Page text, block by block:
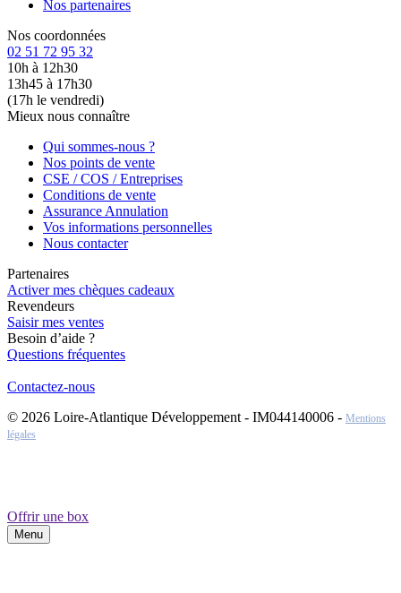
Nos partenaires
Nos coordonnées
02 51 72 95 32
10h à 12h30
13h45 à 17h30
(17h le vendredi)
Mieux nous connaître
Qui sommes-nous ?
Nos points de vente
CSE / COS / Entreprises
Conditions de vente
Assurance Annulation
Vos informations personnelles
Nous contacter
Partenaires
Activer mes chèques cadeaux
Revendeurs
Saisir mes ventes
Besoin d’aide ?
Questions fréquentes
Contactez-nous
© 2026 Loire-Atlantique Développement - IM044140006 - Mentions
légales
Offrir une box
Menu